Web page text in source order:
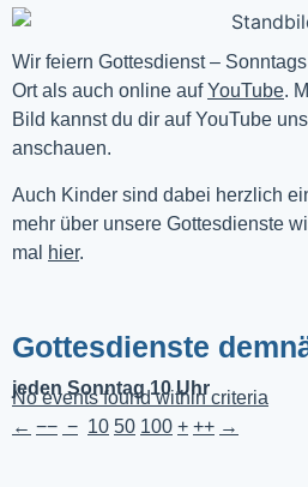
Wir feiern Gottesdienst –
Ort als auch online auf YouTube.
Bild kannst du dir auf YouTube
anschauen.
Auch Kinder sind dabei herzlich
mehr über unsere Gottesdienste
mal
hier.
Gottesdienste
jeden Sonntag 10 Uhr
No events found within criteria
← −− − 10 50 100 + ++ →